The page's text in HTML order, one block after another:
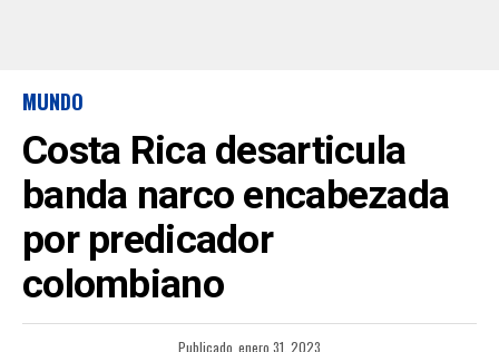
MUNDO
Costa Rica desarticula
banda narco encabezada
por predicador
colombiano
Publicado enero 31, 2023